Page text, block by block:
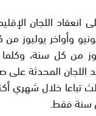
اللجان
وأواخر يوليوز
من كل سنة،
اللجان المحدثة
تباعا خلال
سنة فقط.